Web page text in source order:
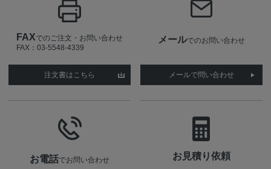
FAXでのご注文・お問い合わせ
FAX：03-5548-4339
注文書はこちら
メールでのお問い合わせ
メールで問い合わせ
お電話でお問い合わせ お見積り依頼